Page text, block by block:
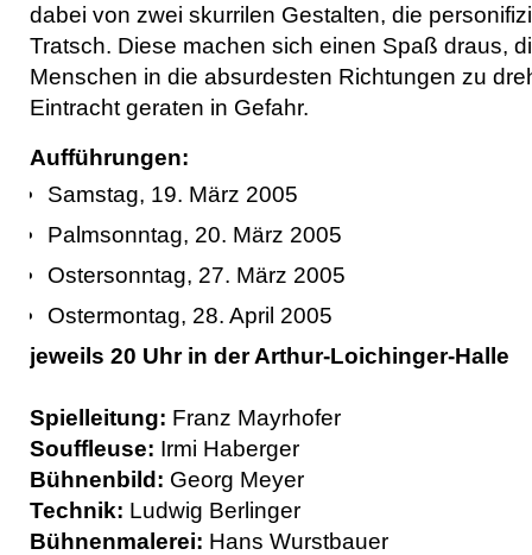
dabei von zwei skurrilen Gestalten, die
Tratsch. Diese machen sich einen Spaß draus,
Menschen in die absurdesten Richtungen zu
Eintracht geraten in Gefahr.
Aufführungen:
Samstag, 19. März 2005
Palmsonntag, 20. März 2005
Ostersonntag, 27. März 2005
Ostermontag, 28. April 2005
jeweils 20 Uhr in der Arthur-Loichinger-Halle
Spielleitung: Franz Mayrhofer
Souffleuse: Irmi Haberger
Bühnenbild: Georg Meyer
Technik: Ludwig Berlinger
Bühnenmalerei: Hans Wurstbauer